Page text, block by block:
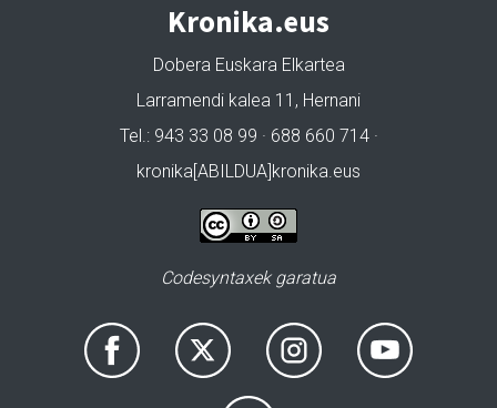
Kronika.eus
Dobera Euskara Elkartea
Larramendi kalea 11, Hernani
Tel.: 943 33 08 99 · 688 660 714 ·
kronika[ABILDUA]kronika.eus
Codesyntaxek garatua